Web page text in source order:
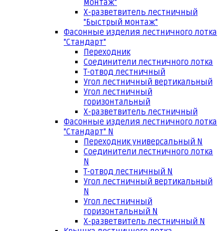
монтаж"
Х-разветвитель лестничный
"Быстрый монтаж"
Фасонные изделия лестничного лотка
"Стандарт"
Переходник
Соединители лестничного лотка
Т-отвод лестничный
Угол лестничный вертикальный
Угол лестничный
горизонтальный
Х-разветвитель лестничный
Фасонные изделия лестничного лотка
"Стандарт" N
Переходник универсальный N
Соединители лестничного лотка
N
Т-отвод лестничный N
Угол лестничный вертикальный
N
Угол лестничный
горизонтальный N
Х-разветвитель лестничный N